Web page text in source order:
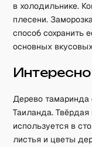
в холодильнике.
плесени.
способ сохранить
основных
Дерево тамаринда
Таиланда. Твёрдая
используется в
листья и цветы